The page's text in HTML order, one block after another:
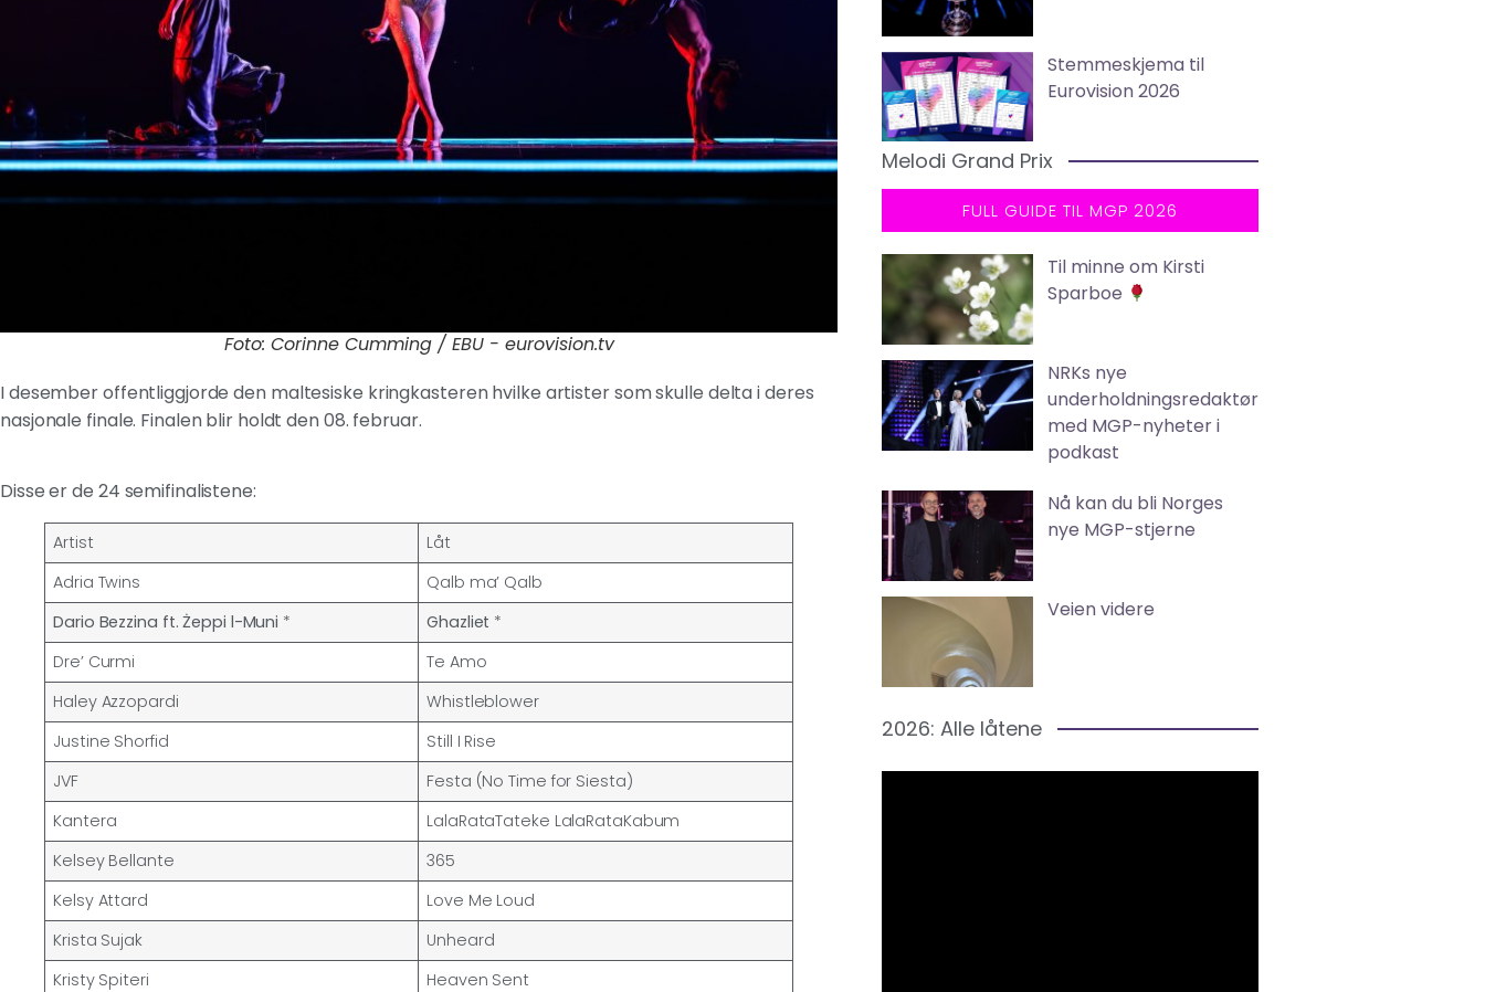
Foto: Corinne Cumming / EBU - eurovision.tv
I desember offentliggjorde den maltesiske kringkasteren hvilke artister som skulle delta i deres
nasjonale finale. Finalen blir holdt den 08. februar.
Disse er de 24 semifinalistene:
Artist
Låt
Adria Twins
Qalb ma’ Qalb
Dario Bezzina ft. Żeppi l-Muni * Ghazliet *
Dre’ Curmi
Te Amo
Haley Azzopardi
Whistleblower
Justine Shorfid
Still I Rise
JVF
Festa (No Time for Siesta)
Kantera
LalaRataTateke LalaRataKabum
Kelsey Bellante
365
Kelsy Attard
Love Me Loud
Krista Sujak
Unheard
Kristy Spiteri
Heaven Sent
Stemmeskjema til
Eurovision 2026
Melodi Grand Prix
FULL GUIDE TIL MGP 2026
Til minne om Kirsti
Sparboe
NRKs nye
underholdningsredaktør
med MGP-nyheter i
podkast
Nå kan du bli Norges
nye MGP-stjerne
Veien videre
2026: Alle låtene